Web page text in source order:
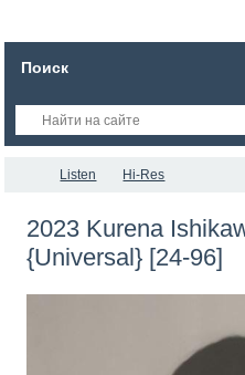
Поиск
Listen Hi-Res
2023 Kurena
{Universal} [24-96]